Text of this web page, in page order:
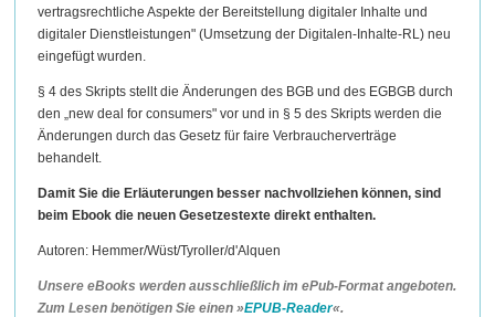
vertragsrechtliche Aspekte der Bereitstellung digitaler Inhalte und
digitaler Dienstleistungen" (Umsetzung der Digitalen-Inhalte-RL) neu
eingefügt wurden.
§ 4 des Skripts stellt die Änderungen des BGB und des EGBGB durch
den „new deal for consumers" vor und in § 5 des Skripts werden die
Änderungen durch das Gesetz für faire Verbraucherverträge
behandelt.
Damit Sie die Erläuterungen besser nachvollziehen können, sind
beim Ebook die neuenGesetzestextedirekt enthalten.
Autoren: Hemmer/Wüst/Tyroller/d'Alquen
Unsere eBooks werden ausschließlich im ePub-Format angeboten.
Zum Lesen benötigen Sie einen »EPUB-Reader«.